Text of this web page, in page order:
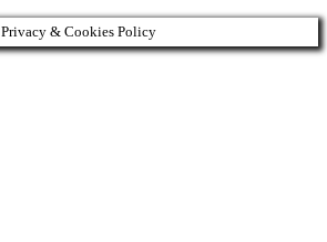
Privacy & Cookies Policy